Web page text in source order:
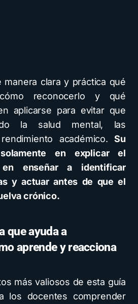
manera clara y práctica qué
reconocerlo y qué
aplicarse para evitar que
la salud mental, las
académico.Su
en explicar el
en enseñar a identificar
y actuar antes de que el
crónico.
que ayuda a
aprende y reacciona
más valiosos de esta guía
los docentes comprender